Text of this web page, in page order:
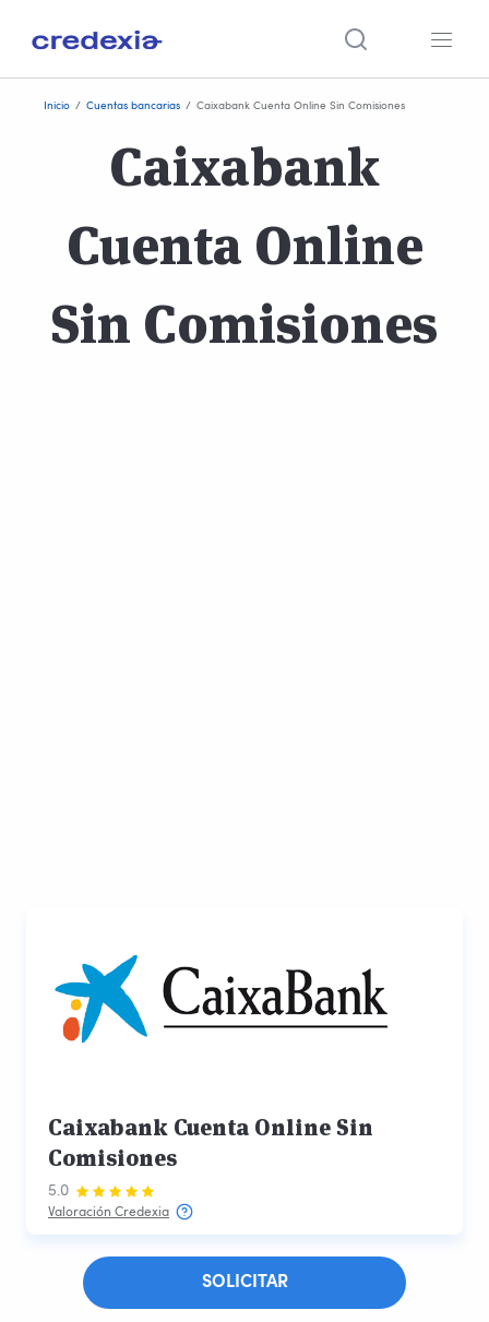
Inicio / Cuentas bancarias / Caixabank Cuenta Online Sin Comisiones
Caixabank
Cuenta Online
Sin Comisiones
Caixabank Cuenta Online Sin
Comisiones
5.0
Valoración Credexia
SOLICITAR